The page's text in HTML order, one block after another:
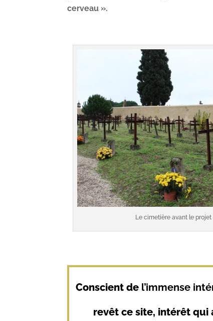
cerveau ».
Le cimetière avant le
Conscient de l’immense
revêt ce site, intérêt